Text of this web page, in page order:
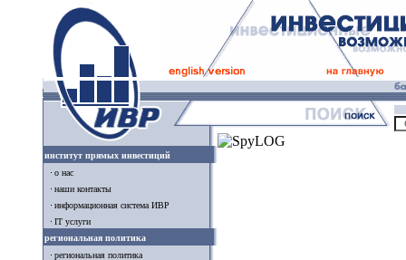
институт прямых инвестиций
о нас
наши контакты
информационная система ИВР
IT услуги
региональная политика
региональная политика